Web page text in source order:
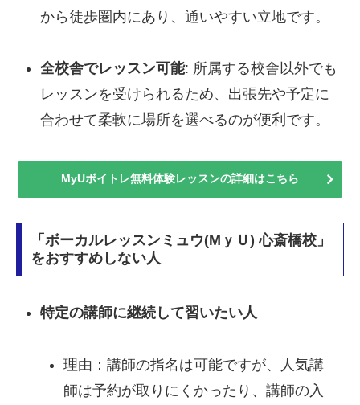
から徒歩圏内にあり、通いやすい立地です。
全校舎でレッスン可能: 所属する校舎以外でも
レッスンを受けられるため、出張先や予定に
合わせて柔軟に場所を選べるのが便利です。
MyUボイトレ無料体験レッスンの詳細はこちら
「ボーカルレッスンミュウ(MｙＵ) 心斎橋校」
をおすすめしない人
特定の講師に継続して習いたい人
理由：講師の指名は可能ですが、人気講
師は予約が取りにくかったり、講師の入